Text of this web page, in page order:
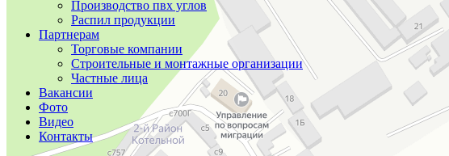
Производство пвх углов
Распил продукции
Партнерам
Торговые компании
Строительные и монтажные организации
Частные лица
Вакансии
Фото
Видео
Контакты